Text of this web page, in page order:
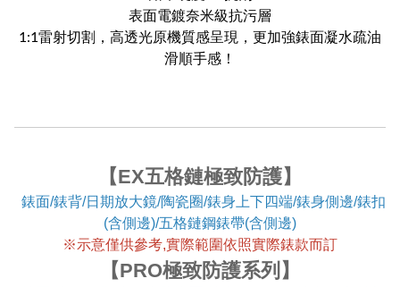
表面電鍍奈米級抗污層
1:1雷射切割，高透光原機質感呈現，更加強錶面凝水疏油
滑順手感！
【EX五格鏈極致防護】
錶面/錶背/日期放大鏡/陶瓷圈/錶身上下四端/錶身側邊/錶扣
(含側邊)/五格鏈鋼錶帶(含側邊)
※示意僅供參考,實際範圍依照實際錶款而訂
【PRO極致防護系列】